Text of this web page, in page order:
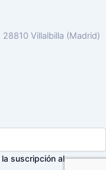
Villalbilla (Madrid)
suscripción al